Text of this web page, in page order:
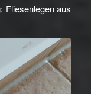
Fliesenlegen aus